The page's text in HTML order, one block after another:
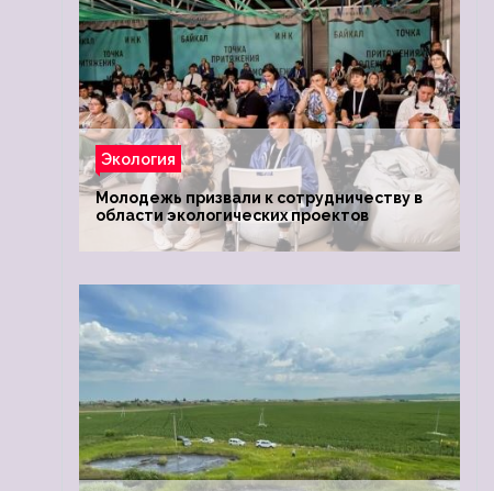
Экология
Молодежь призвали к сотрудничеству в
области экологических проектов